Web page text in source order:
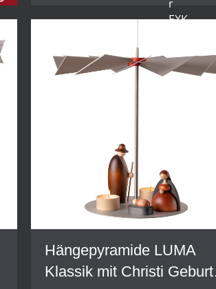
Hängepyramide LUMA
Klassik mit Christi Geburt